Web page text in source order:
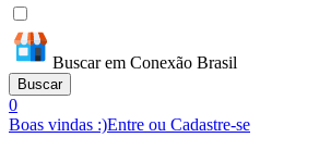
Buscar em Conexão Brasil
Buscar
0
Boas vindas :)Entre ou Cadastre-se